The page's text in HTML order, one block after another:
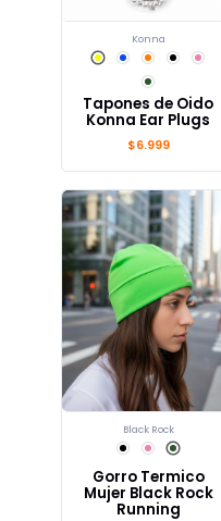
Konna
Tapones de Oido
Konna Ear Plugs
$6.999
Black Rock
Gorro Termico
Mujer Black Rock
Running